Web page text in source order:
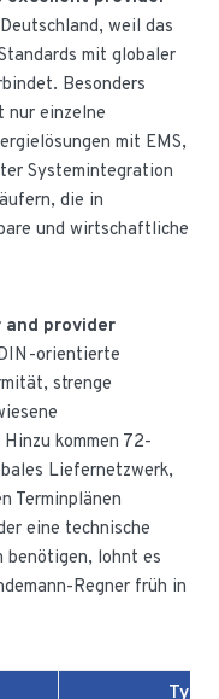
weil das
mit globaler
Besonders
nur einzelne
mit EMS,
Systemintegration
die in
und wirtschaftliche
and provider
orientierte
strenge
kommen 72-
Liefernetzwerk,
Terminplänen
eine technische
benötigen, lohnt es
Regner früh in